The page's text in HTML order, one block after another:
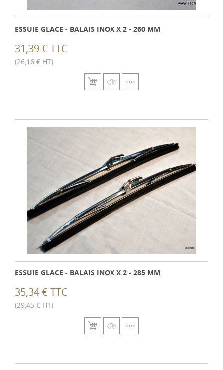
ESSUIE GLACE - BALAIS INOX X 2 - 260 MM
31,39 € TTC
(26,16 € HT)
ESSUIE GLACE - BALAIS INOX X 2 - 285 MM
35,34 € TTC
(29,45 € HT)